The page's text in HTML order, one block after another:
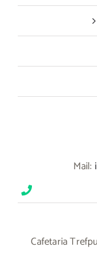
Mail:
Cafetaria